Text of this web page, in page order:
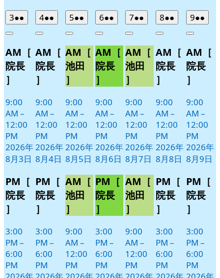
32026
年
月
3
日
●●
件
イ
ベ
Close
AM［
院長
］
9:00
AM –
12:00
PM
2026年
8月3日
PM［
院長
］
3:00
PM –
6:00
PM
42026
年
月
4
日
●●
件
イ
ベ
Close
AM［
院長
］
9:00
AM –
12:00
PM
2026年
8月4日
PM［
院長
］
3:00
PM –
6:00
PM
52026
年
月
5
日
●●
件
イ
ベ
ト)
Close
AM［
池田
］
9:00
AM –
12:00
PM
2026年
8月5日
AM［
池田
］
9:00
AM –
12:00
PM
62026
年
月
6
日
●●
件
イ
ベ
ト)
Close
AM［
院長
］
9:00
AM –
12:00
PM
2026年
8月6日
PM［
院長
］
3:00
PM –
6:00
PM
72026
年
月
7
日
●●
件
イ
ベ
ト)
Close
AM［
池田
］
9:00
AM –
12:00
PM
2026年
8月7日
AM［
池田
］
9:00
AM –
12:00
PM
82026
年
月
8
日
●●
件
イ
ベ
Close
AM［
院長
］
9:00
AM –
12:00
PM
2026年
8月8日
PM［
院長
］
3:00
PM –
6:00
PM
92026
年
月
9
日
●●
件
イ
ベ
Close
AM［
院長
］
9:00
AM –
12:00
PM
2026年
8月9日
PM［
院長
］
3:00
PM –
6:00
PM